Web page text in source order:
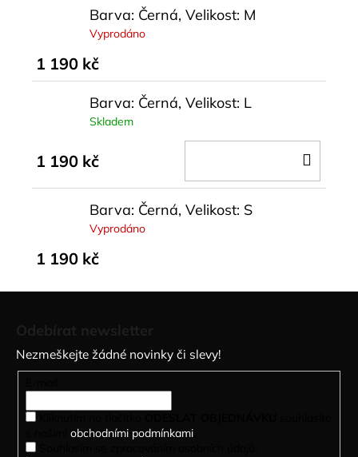
Barva: Černá, Velikost: M
Vyprodáno
1 190 kč
Barva: Černá, Velikost: L
Skladem
1 190 kč
Barva: Černá, Velikost: S
Vyprodáno
1 190 kč
Nezmeškejte žádné novinky či slevy!
obchodními podmínkami.